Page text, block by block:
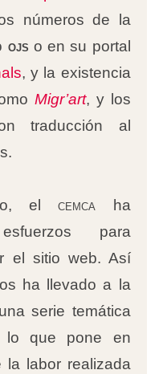
números de la
ojs o en su portal
, y la existencia
Migr’art, y los
traducción al
elcemca ha
para
el sitio web. Así
ha llevado a la
serie temática
lo que pone en
la labor realizada